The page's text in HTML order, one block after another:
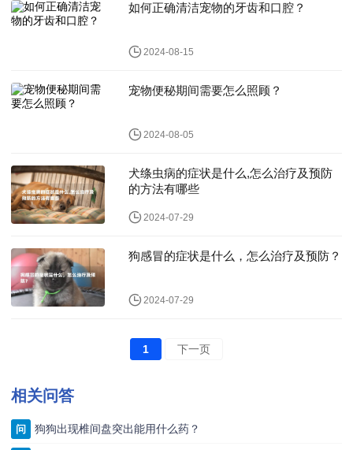
如何正确清洁宠物的牙齿和口腔？
2024-08-15
宠物便秘期间需要怎么照顾？
2024-08-05
犬绦虫病的症状是什么,怎么治疗及预防
的方法有哪些
2024-07-29
狗感冒的症状是什么，怎么治疗及预防？
2024-07-29
1 下一页
相关问答
问 狗狗出现椎间盘突出能用什么药？